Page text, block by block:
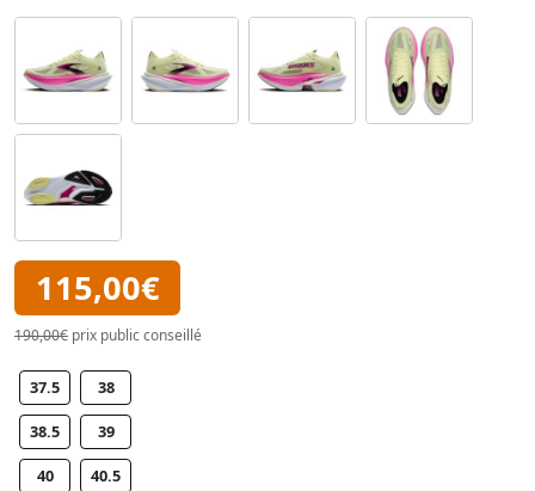
115,00€
190,00€ prix public conseillé
37.5 38
38.5 39
40 40.5